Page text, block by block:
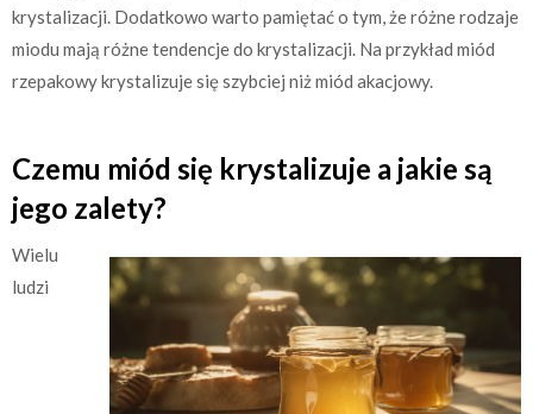
krystalizacji. Dodatkowo warto pamiętać o tym, że różne rodzaje
miodu mają różne tendencje do krystalizacji. Na przykład miód
rzepakowy krystalizuje się szybciej niż miód akacjowy.
Czemu miód się krystalizuje a jakie są
jego zalety?
Wielu
ludzi